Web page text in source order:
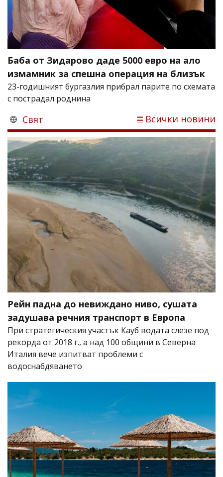
Баба от Зидарово даде 5000 евро на ало
измамник за спешна операция на близък
23-годишният бургазлия прибрал парите по схемата
с пострадал роднина
Свят Всички новини
Рейн падна до невиждано ниво, сушата
задушава речния транспорт в Европа
При стратегическия участък Кауб водата слезе под
рекорда от 2018 г., а над 100 общини в Северна
Италия вече изпитват проблеми с
водоснабдяването